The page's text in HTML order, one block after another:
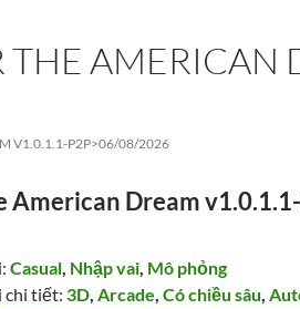
THE AMERICAN
V1.0.1.1-P2P>06/08/2026
American Dream
Casual, Nhập vai, Mô phỏng
chi tiết: 3D,Arcade,Có chiều sâu,